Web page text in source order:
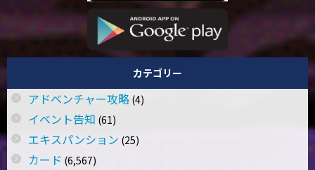
カテゴリー
アドベンチャー攻略 (4)
イベント告知 (61)
エキスパンション (25)
カード (6,567)